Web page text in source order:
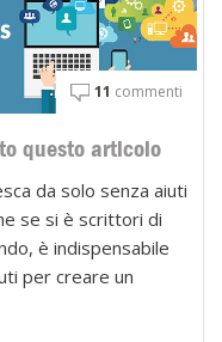
11 commenti
questo articolo
da solo senza aiuti
se si è scrittori di
è indispensabile
per creare un